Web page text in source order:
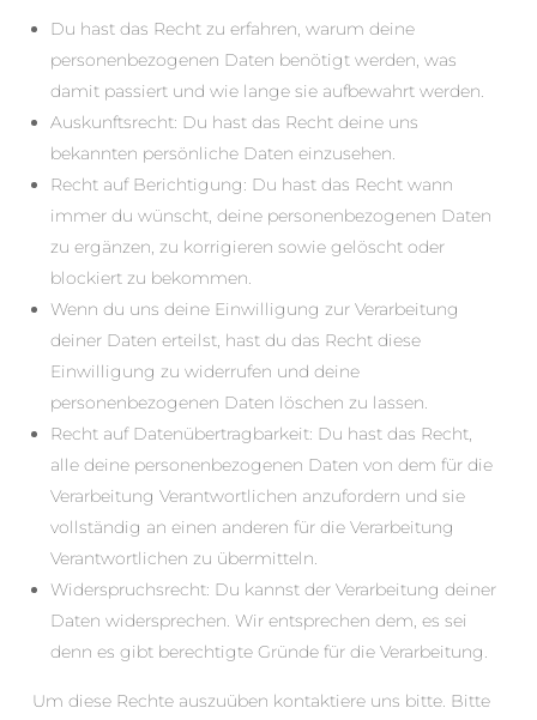
Du hast das Recht zu erfahren, warum deine
personenbezogenen Daten benötigt werden, was
damit passiert und wie lange sie aufbewahrt werden.
Auskunftsrecht: Du hast das Recht deine uns
bekannten persönliche Daten einzusehen.
Recht auf Berichtigung: Du hast das Recht wann
immer du wünscht, deine personenbezogenen Daten
zu ergänzen, zu korrigieren sowie gelöscht oder
blockiert zu bekommen.
Wenn du uns deine Einwilligung zur Verarbeitung
deiner Daten erteilst, hast du das Recht diese
Einwilligung zu widerrufen und deine
personenbezogenen Daten löschen zu lassen.
Recht auf Datenübertragbarkeit: Du hast das Recht,
alle deine personenbezogenen Daten von dem für die
Verarbeitung Verantwortlichen anzufordern und sie
vollständig an einen anderen für die Verarbeitung
Verantwortlichen zu übermitteln.
Widerspruchsrecht: Du kannst der Verarbeitung deiner
Daten widersprechen. Wir entsprechen dem, es sei
denn es gibt berechtigte Gründe für die Verarbeitung.
Um diese Rechte auszuüben kontaktiere uns bitte. Bitte